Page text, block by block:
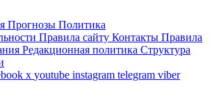
Прогнозы Политика
Правила сайту Контакты Правила
Редакционная политика Структура
x youtube instagram telegram viber